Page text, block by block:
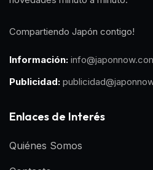
Compartiendo Japón contigo!
Información:
Publicidad:
Enlaces de Interés
Quiénes Somos